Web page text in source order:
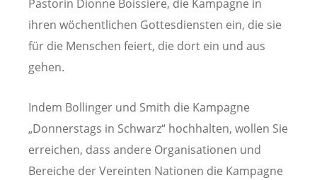
Pastorin Dionne Boissiere, die Kampagne in
ihren wöchentlichen Gottesdiensten ein, die sie
für die Menschen feiert, die dort ein und aus
gehen.
Indem Bollinger und Smith die Kampagne
„Donnerstags in Schwarz“ hochhalten, wollen Sie
erreichen, dass andere Organisationen und
Bereiche der Vereinten Nationen die Kampagne